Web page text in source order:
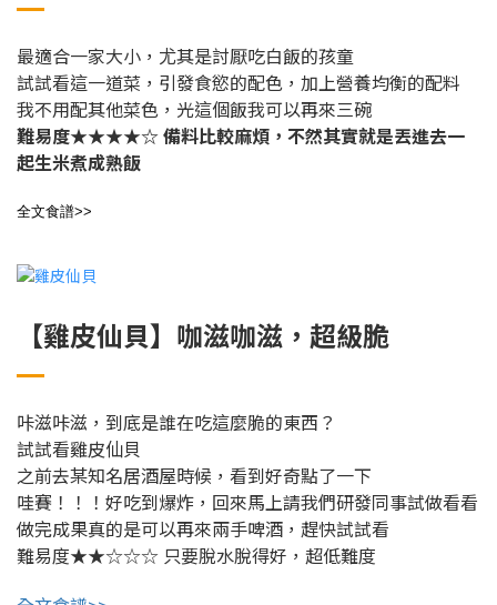
最適合一家大小，尤其是討厭吃白飯的孩童
試試看這一道菜， 引發食慾的配色，加上營養均衡的配料
我不用配其他菜色，光這個飯我可以再來三碗
難易度★★★★☆備料比較麻煩，不然其實就是丟進去一
起生米煮成熟飯
全文食譜>>
【雞皮仙貝】咖滋咖滋，超級脆
咔滋咔滋，到底是誰在吃這麼脆的東西？
試試看雞皮仙貝
之前去某知名居酒屋時候，看到好奇點了一下
哇賽！！！好吃到爆炸，回來馬上請我們研發同事試做看看
做完成果真的是可以再來兩手啤酒，趕快試試看
難易度★★☆☆☆ 只要脫水脫得好，超低難度